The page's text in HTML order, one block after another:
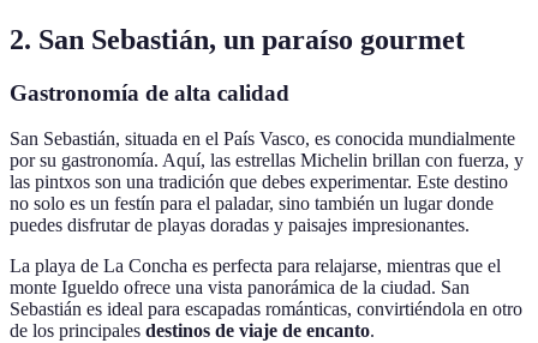
2. San Sebastián, un paraíso gourmet
Gastronomía de alta calidad
San Sebastián, situada en el País Vasco, es conocida mundialmente
por su gastronomía. Aquí, las estrellas Michelin brillan con fuerza, y
las pintxos son una tradición que debes experimentar. Este destino
no solo es un festín para el paladar, sino también un lugar donde
puedes disfrutar de playas doradas y paisajes impresionantes.
La playa de La Concha es perfecta para relajarse, mientras que el
monte Igueldo ofrece una vista panorámica de la ciudad. San
Sebastián es ideal para escapadas románticas, convirtiéndola en otro
de los principales destinos de viaje de encanto.